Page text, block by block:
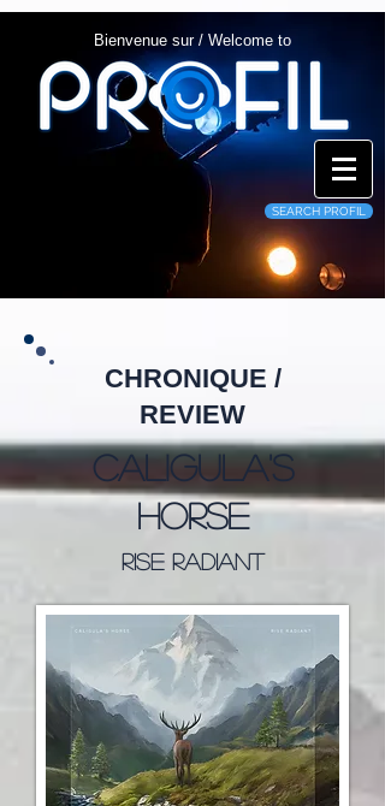
Bienvenue sur / Welcome to
SEARCH PROFIL
CHRONIQUE /
REVIEW
Caligula's
Horse
Rise Radiant